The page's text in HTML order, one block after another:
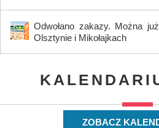
Odwołano zakazy. Można
Olsztynie i Mikołajkach
ZOBACZ